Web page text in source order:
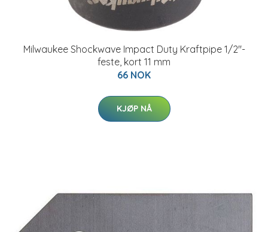
Milwaukee Shockwave Impact Duty Kraftpipe 1/2"-
feste, kort 11 mm
66 NOK
KJØP NÅ